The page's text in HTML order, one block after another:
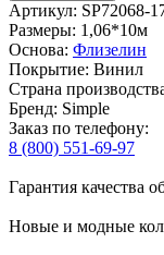
Артикул: SP72068-
Размеры: 1,06*10м
Основа: Флизелин
Покрытие: Винил
Страна
Бренд: Simple
Заказ по телефону:
8 (800) 551-69-97
Гарантия качества
Новые и модные